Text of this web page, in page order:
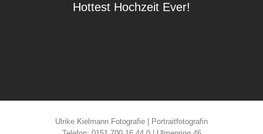
Hottest Hochzeit Ever!
Ulrike Kielmann Fotografie | Portraitfotografin